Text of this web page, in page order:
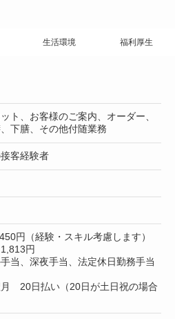
生活環境 福利厚生
ト、お客様のご案内、オーダー、
下膳、その他付随業務
客経験者
円（経験・スキル考慮します）
1,813円
当、深夜手当、法定休日勤務手当
20日払い（20日が土日祝の場合